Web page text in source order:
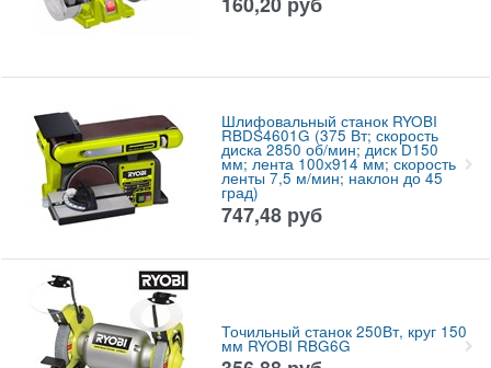
Шлифовальный станок RYOBI
RBDS4601G (375 Вт; скорость
диска 2850 об/мин; диск D150
мм; лента 100х914 мм; скорость
ленты 7,5 м/мин; наклон до 45
град)
747,48 руб
Точильный станок 250Вт, круг 150
мм RYOBI RBG6G